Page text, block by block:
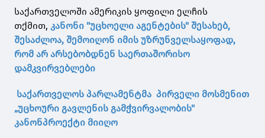
საქართველოში ამერიკის ყოფილი ელჩის
თქმით, კანონი "უცხოელი აგენტების" შესახებ,
შესაძლოა, შემოიღონ იმის უზრუნველსაყოფად,
რომ არ არსებობდნენ საერთაშორისო
დამკვირვებლები
საქართველოს პარლამენტმა პირველი მოსმენით
„უცხოური გავლენის გამჭვირვალობის"
კანონპროექტი მიიღო